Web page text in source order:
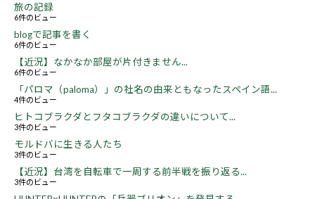
旅の記録
6件のビュー
blogで記事を書く
6件のビュー
【近況】なかなか部屋が片付きません...
6件のビュー
「パロマ（paloma）」の社名の由来ともなったスペイン語...
4件のビュー
ヒトコブラクダとフタコブラクダの違いについて...
3件のビュー
モルドバに生きる人たち
3件のビュー
【近況】台湾を自転車で一周する前半戦を振り返る...
3件のビュー